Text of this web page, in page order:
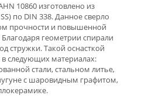
10860 изготовлено из
по DIN 338. Данное сверло
прочности и повышенной
геометрии спирали
стружки. Такой оснасткой
следующих материалах:
стали, стальном литье,
с шаровидным графитом,